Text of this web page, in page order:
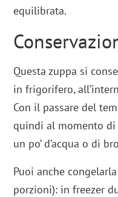
equilibrata.
Questa zuppa si
in frigorifero,
Con il passare del
quindi al momento
un po’ d’acqua o di
Puoi anche
porzioni): in freezer